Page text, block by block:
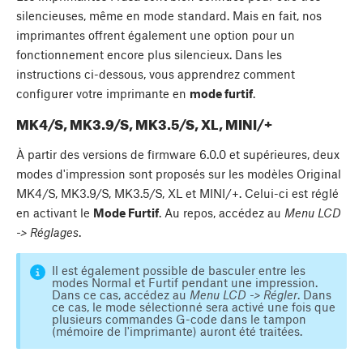
silencieuses, même en mode standard. Mais en fait, nos
imprimantes offrent également une option pour un
fonctionnement encore plus silencieux. Dans les
instructions ci-dessous, vous apprendrez comment
configurer votre imprimante en mode furtif.
MK4/S, MK3.9/S, MK3.5/S, XL, MINI/+
À partir des versions de firmware 6.0.0 et supérieures, deux
modes d'impression sont proposés sur les modèles Original
MK4/S, MK3.9/S, MK3.5/S, XL et MINI/+. Celui-ci est réglé
en activant le Mode Furtif. Au repos, accédez au Menu LCD
-> Réglages.
Il est également possible de basculer entre les
modes Normal et Furtif pendant une impression.
Dans ce cas, accédez au Menu LCD -> Régler. Dans
ce cas, le mode sélectionné sera activé une fois que
plusieurs commandes G-code dans le tampon
(mémoire de l'imprimante) auront été traitées.